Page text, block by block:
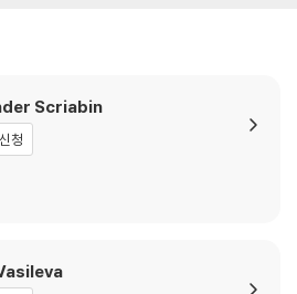
Scriabin
청